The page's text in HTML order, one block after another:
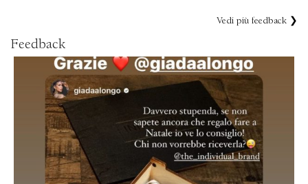
Feedback
Vedi più feedback ❯